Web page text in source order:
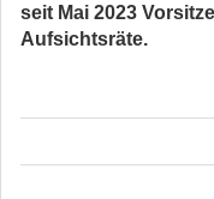
seit Mai 2023
Aufsichtsräte.